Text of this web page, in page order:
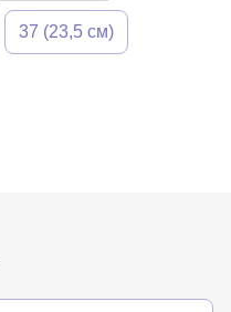
37 (23,5 см)